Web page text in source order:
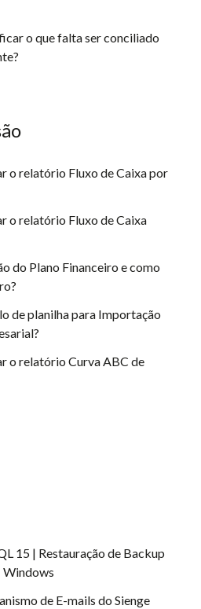
o que falta ser conciliado
o relatório Fluxo de Caixa por
o relatório Fluxo de Caixa
do Plano Financeiro e como
de planilha para Importação
o relatório Curva ABC de
15 | Restauração de Backup
Windows
de E-mails do Sienge